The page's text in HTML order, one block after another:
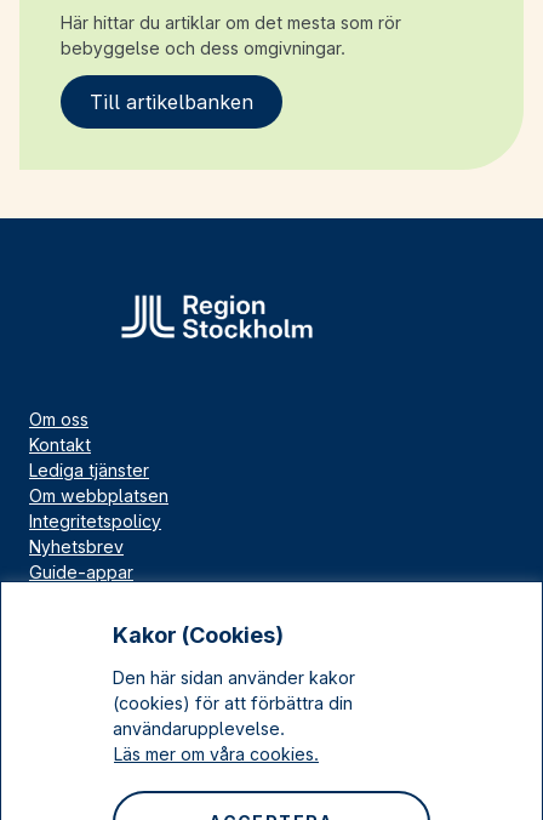
Kakor (Cookies)
Den här sidan använder kakor
(cookies) för att förbättra din
användarupplevelse.
Läs mer om våra cookies.
Här hittar du artiklar om det mesta som rör
bebyggelse och dess omgivningar.
Till artikelbanken
Om oss
Kontakt
Lediga tjänster
Om webbplatsen
Integritetspolicy
Nyhetsbrev
Guide-appar
Kulturarv Stockholm
Sociala medier
Instagram